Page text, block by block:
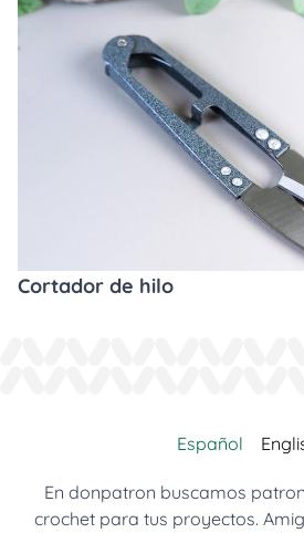
Cortador de hilo
Español
En donpatron buscamos
crochet para tus proyectos.